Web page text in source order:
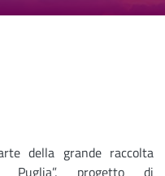
della grande raccolta
Puglia”, progetto di